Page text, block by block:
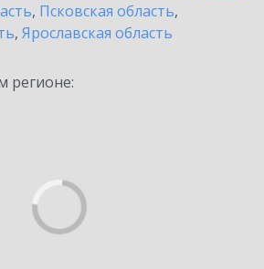
, Псковская область,
, Ярославская область
регионе: